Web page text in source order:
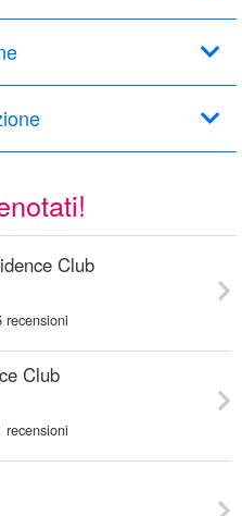
Club
recensioni
Club
recensioni